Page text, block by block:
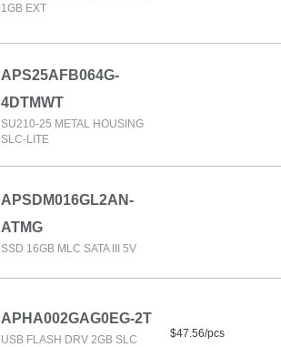
1GB EXT
APS25AFB064G-
4DTMWT
SU210-25 METAL HOUSING
SLC-LITE
APSDM016GL2AN-
ATMG
SSD 16GB MLC SATA III 5V
APHA002GAG0EG-2T
USB FLASH DRV 2GB SLC
$47.56/pcs